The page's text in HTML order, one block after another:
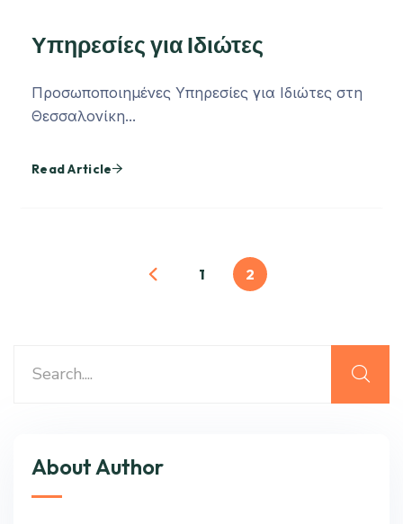
Υπηρεσίες για Ιδιώτες
Προσωποποιημένες Υπηρεσίες για Ιδιώτες στη
Θεσσαλονίκη...
Read Article
1 2
About Author